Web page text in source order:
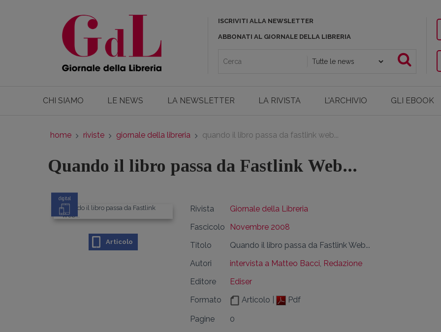
ISCRIVITI ALLA NEWSLETTER
ABBONATI AL GIORNALE DELLA LIBRERIA
CHI SIAMO LE NEWS LA NEWSLETTER LA RIVISTA L'ARCHIVIO GLI EBOOK
home riviste giornale della libreria quando il libro passa da fastlink web...
Quando il libro passa da Fastlink Web...
digital
Articolo
Rivista
Giornale della Libreria
Fascicolo
Novembre 2008
Titolo
Quando il libro passa da Fastlink Web...
Autori
intervista a Matteo Bacci, Redazione
Editore
Ediser
Formato
Articolo | Pdf
Pagine
0